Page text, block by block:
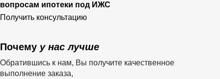
вопросам ипотеки под ИЖС
Получить консультацию
Почему у нас лучше
Обратившись к нам, Вы получите качественное
выполнение заказа,